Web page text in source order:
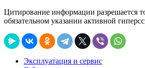
Цитирование информации разрешается
обязательном указании активной
Эксплуатация и сервис